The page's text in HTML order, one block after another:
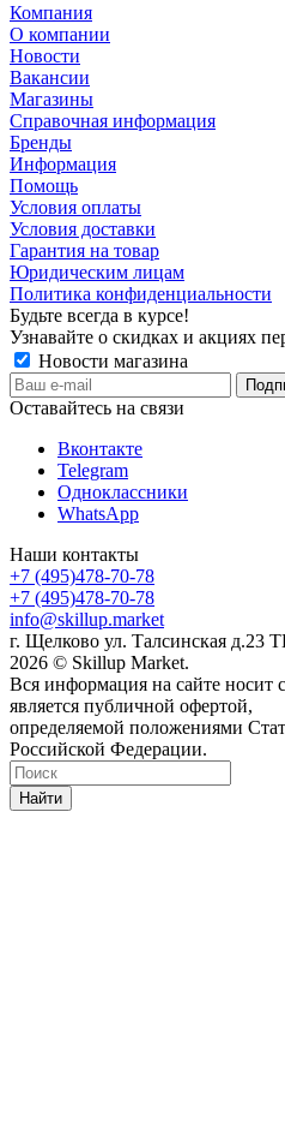
Компания
О компании
Новости
Вакансии
Магазины
Справочная информация
Бренды
Информация
Помощь
Условия оплаты
Условия доставки
Гарантия на товар
Юридическим лицам
Политика конфиденциальности
Будьте всегда в курсе!
Узнавайте о скидках и акциях
Новости магазина
Оставайтесь на связи
Вконтакте
Telegram
Одноклассники
WhatsApp
Наши контакты
+7 (495)478-70-78
+7 (495)478-70-78
info@skillup.market
г. Щелково ул. Талсинская д.23
2026 © Skillup Market.
Вся информация на сайте носит
является публичной офертой,
определяемой положениями
Российской Федерации.
Найти